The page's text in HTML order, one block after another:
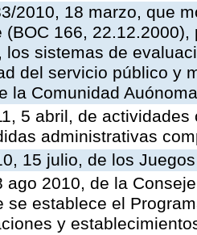
2010, 18 marzo, que
(BOC 166,
los sistemas de
del servicio público y
la Comunidad
5 abril, de
administrativas
15 julio, de los
ago 2010, de la
se establece el
y